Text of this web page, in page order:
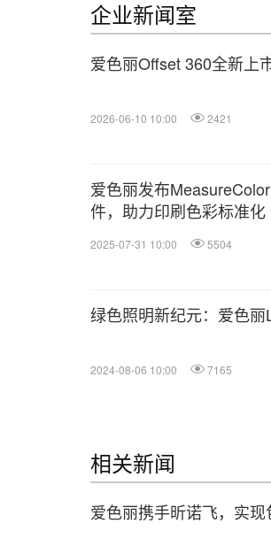
企业新闻室
爱色丽Offset 360全新上
2026-06-10 10:00 2421
爱色丽发布
件，助力印刷色彩标准化
2025-07-31 10:00 5504
绿色照明新纪元：爱色
2024-08-06 10:00 7165
相关新闻
爱色丽携手昕诺飞，实